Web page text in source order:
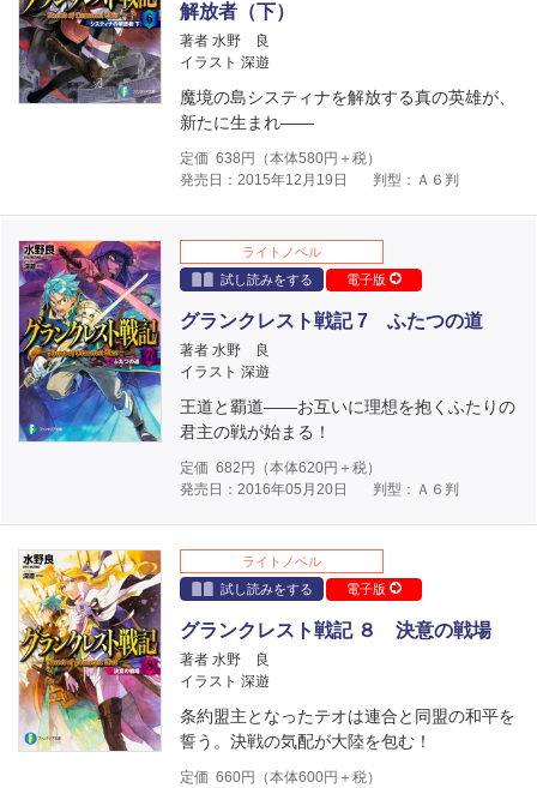
解放者（下）
著者 水野 良
イラスト 深遊
魔境の島システィナを解放する真の英雄が、
新たに生まれ――
定価 638 円（本体580円＋税）
発売日：2015年12月19日
判型：Ａ６判
ライトノベル
試し読みをする
電子版
グランクレスト戦記 7 ふたつの道
著者 水野 良
イラスト 深遊
王道と覇道――お互いに理想を抱くふたりの
君主の戦が始まる！
定価 682 円（本体620円＋税）
発売日：2016年05月20日
判型：Ａ６判
ライトノベル
試し読みをする
電子版
グランクレスト戦記 ８ 決意の戦場
著者 水野 良
イラスト 深遊
条約盟主となったテオは連合と同盟の和平を
誓う。決戦の気配が大陸を包む！
定価 660円（本体600円＋税）